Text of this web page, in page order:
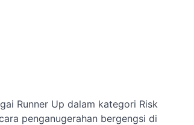
Runner Up dalam kategori Risk
penganugerahan bergengsi di